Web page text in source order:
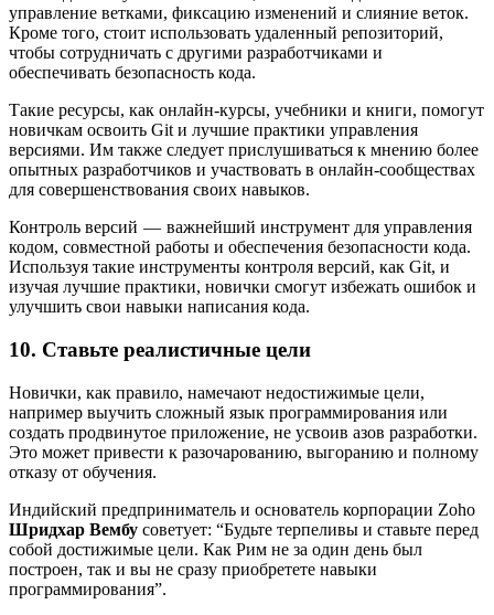
управление ветками, фиксацию изменений и слияние веток.
Кроме того, стоит использовать удаленный репозиторий,
чтобы сотрудничать с другими разработчиками и
обеспечивать безопасность кода.
Такие ресурсы, как онлайн-курсы, учебники и книги, помогут
новичкам освоить Git и лучшие практики управления
версиями. Им также следует прислушиваться к мнению более
опытных разработчиков и участвовать в онлайн-сообществах
для совершенствования своих навыков.
Контроль версий — важнейший инструмент для управления
кодом, совместной работы и обеспечения безопасности кода.
Используя такие инструменты контроля версий, как Git, и
изучая лучшие практики, новички смогут избежать ошибок и
улучшить свои навыки написания кода.
10. Ставьте реалистичные цели
Новички, как правило, намечают недостижимые цели,
например выучить сложный язык программирования или
создать продвинутое приложение, не усвоив азов разработки.
Это может привести к разочарованию, выгоранию и полному
отказу от обучения.
Индийский предприниматель и основатель корпорации Zoho
Шридхар Вембу советует: “Будьте терпеливы и ставьте перед
собой достижимые цели. Как Рим не за один день был
построен, так и вы не сразу приобретете навыки
программирования”.